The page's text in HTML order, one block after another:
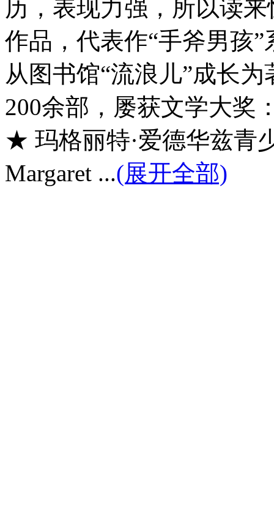
历，表现力强，所以读
作品，代表作“手斧男孩
从图书馆“流浪儿”成长
200余部，屡获文学大奖
★ 玛格丽特·爱德华兹青
Margaret ...(展开全部)